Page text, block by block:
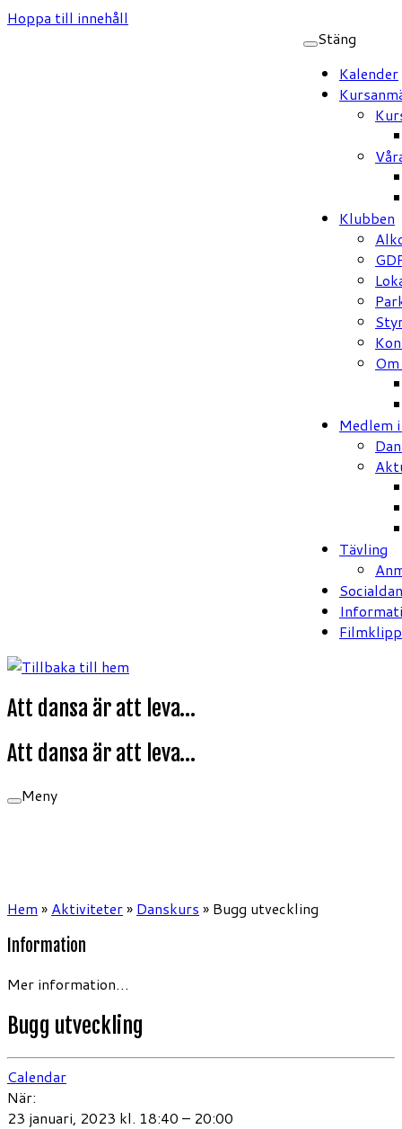
Hoppa till innehåll
Stäng
Kalender
Klubben
Medlem
Tävling
Att dansa är att leva…
Att dansa är att leva…
Meny
Hem » Aktiviteter» Danskurs » Bugg utveckling
Information
Mer information…
Bugg utveckling
Calendar
När:
23 januari, 2023 kl. 18:40 – 20:00